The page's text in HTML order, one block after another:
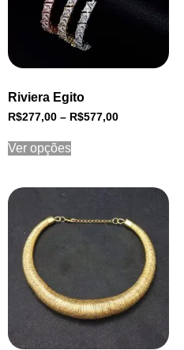
Riviera Egito
R$277,00 – R$577,00
Ver opções